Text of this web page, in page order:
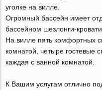
уголке на вилле.
Огромный бассейн имеет
бассейном шезлонги-кровати.
На вилле пять комфортных
комнатой, четыре гостевые
каждая с ванной комнатой.
К Вашим услугам отлично